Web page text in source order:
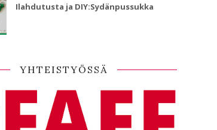
Ilahdutusta ja DIY:Sydänpussukka
YHTEISTYÖSSÄ